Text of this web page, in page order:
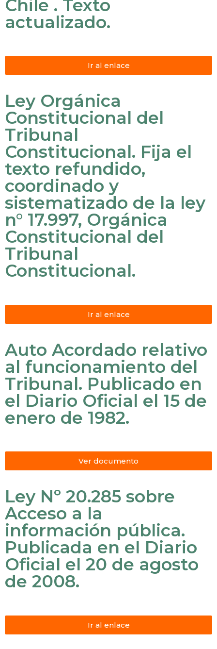
Chile . Texto
actualizado.
Ir al enlace
Ley Orgánica
Constitucional del
Tribunal
Constitucional. Fija el
texto refundido,
coordinado y
sistematizado de la ley
n° 17.997, Orgánica
Constitucional del
Tribunal
Constitucional.
Ir al enlace
Auto Acordado relativo
al funcionamiento del
Tribunal. Publicado en
el Diario Oficial el 15 de
enero de 1982.
Ver documento
Ley Nº 20.285 sobre
Acceso a la
información pública.
Publicada en el Diario
Oficial el 20 de agosto
de 2008.
Ir al enlace